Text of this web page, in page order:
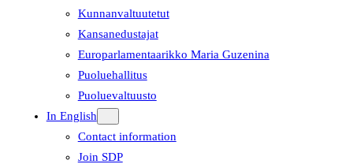
Kunnanvaltuutetut
Kansanedustajat
Europarlamentaarikko Maria Guzenina
Puoluehallitus
Puoluevaltuusto
In English
Contact information
Join SDP